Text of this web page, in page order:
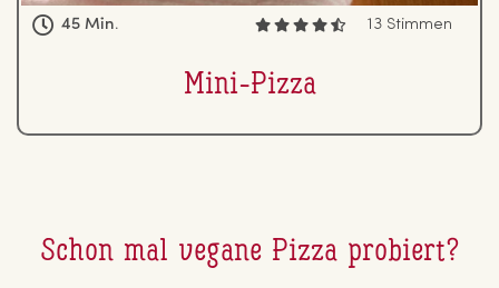
45 Min. 13 Stimmen
Mini-Pizza
Schon mal vegane Pizza probiert?